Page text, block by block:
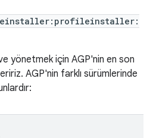
yönetmek için AGP'nin en son
AGP'nin farklı sürümlerinde